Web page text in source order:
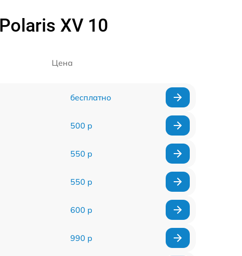
XV 10
Цена
бесплатно
500 р
550 р
550 р
600 р
990 р